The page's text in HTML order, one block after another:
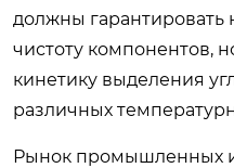
должны гарантировать
чистоту компонентов,
кинетику выделения
различных
Рынок промышленных